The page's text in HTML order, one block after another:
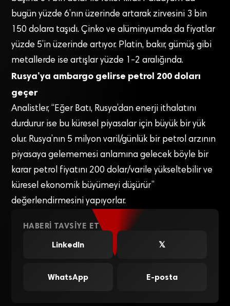
bugün yüzde 6’nın üzerinde artarak zirvesini 3 bin
150 dolara taşıdı. Çinko ve alüminyumda da fiyatlar
yüzde 5’in üzerinde artıyor. Platin, bakır, gümüş gibi
metallerde ise artışlar yüzde 1-2 aralığında.
Rusya’ya ambargo gelirse petrol 200 doları
geçer
Analistler, “Eğer Batı, Rusya’dan enerji ithalatını
durdurur ise bu küresel piyasalar için büyük bir yük
olur. Rusya’nın 5 milyon varil/günlük bir petrol arzının
piyasaya gelememesi anlamına gelecek böyle bir
karar petrol fiyatını 200 dolar/varile yükseltebilir ve
küresel ekonomik büyümeyi düşürür”
değerlendirmesini yapıyorlar.
HABERI TAVSIYE ET
LinkedIn
𝕏
WhatsApp E-posta